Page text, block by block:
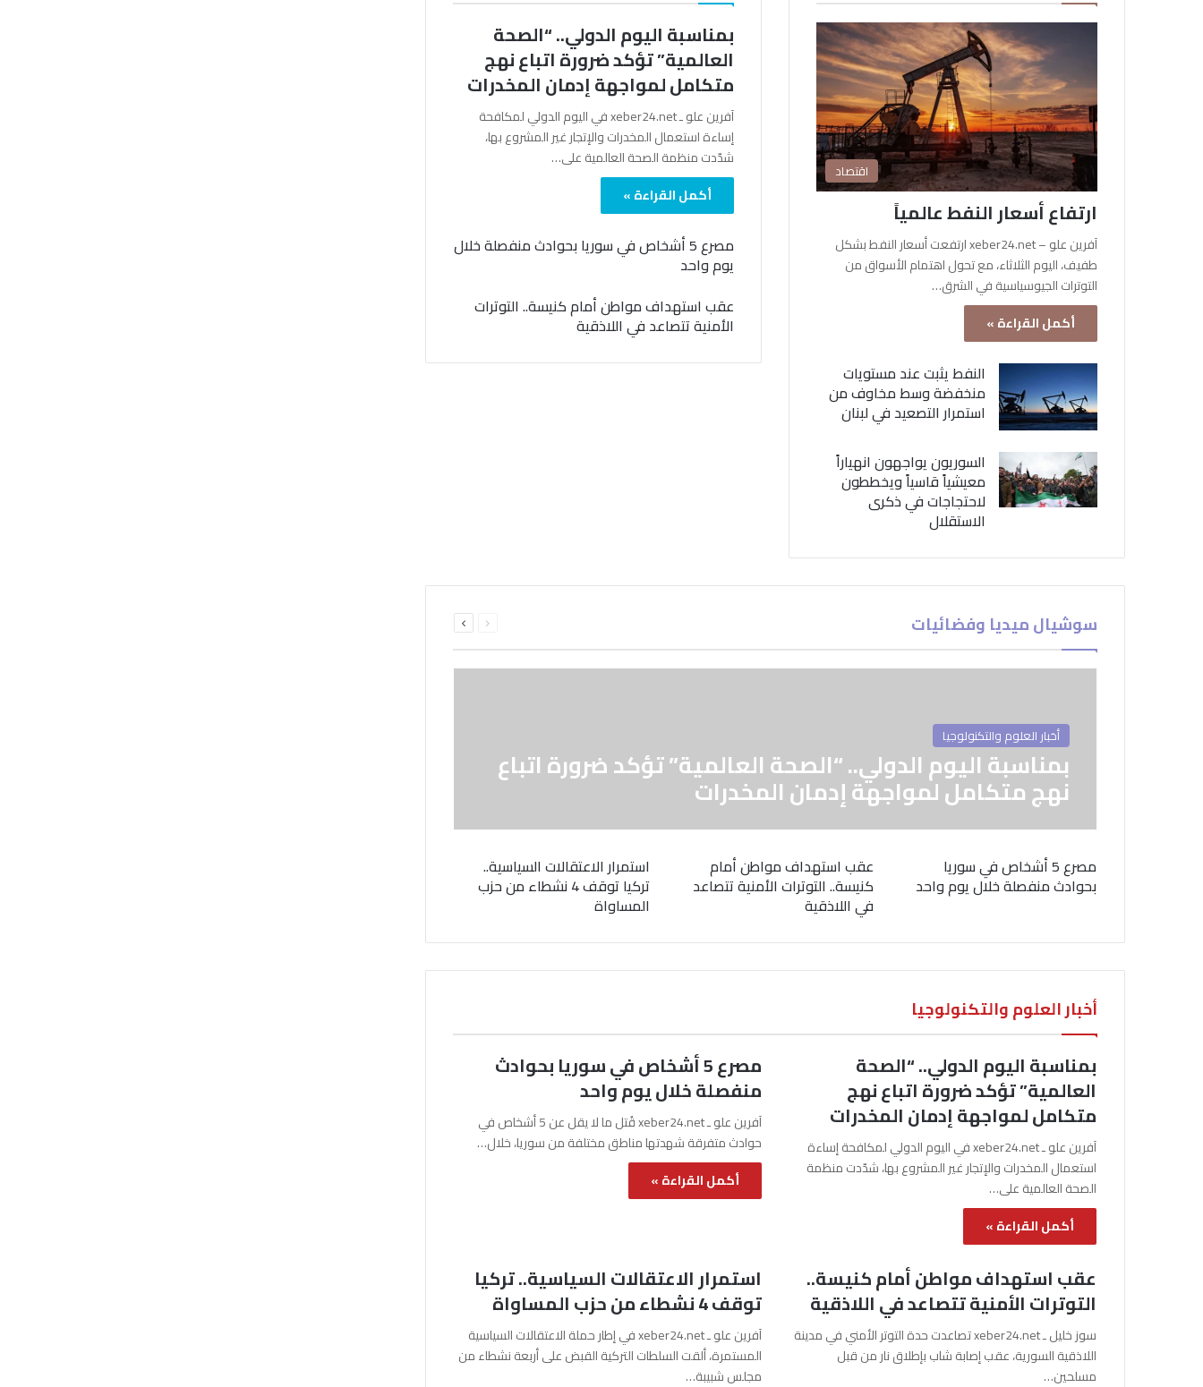
اقتصاد
ارتفاع أسعار النفط عالمياً
آفرين علو – xeber24.net ارتفعت أسعار النفط بشكل
طفيف، اليوم الثلاثاء، مع تحول اهتمام الأسواق من
التوترات الجيوسياسية في الشرق…
أكمل القراءة »
النفط يثبت عند مستويات
منخفضة وسط مخاوف من
استمرار التصعيد في لبنان
السوريون يواجهون انهياراً
معيشياً قاسياً ويخططون
لاحتجاجات في ذكرى
الاستقلال
بمناسبة اليوم الدولي.. “الصحة
العالمية” تؤكد ضرورة اتباع نهج
متكامل لمواجهة إدمان المخدرات
آفرين علو ـ xeber24.net في اليوم الدولي لمكافحة
إساءة استعمال المخدرات والإتجار غير المشروع بها،
شدّدت منظمة الصحة العالمية على…
أكمل القراءة »
مصرع 5 أشخاص في سوريا بحوادث منفصلة خلال
يوم واحد
عقب استهداف مواطن أمام كنيسة.. التوترات
الأمنية تتصاعد في اللاذقية
سوشيال ميديا وفضائيات الصفحةالصفحة
أخبار العلوم والتكنولوجيا
بمناسبة اليوم الدولي.. “الصحة العالمية” تؤكد ضرورة اتباع
نهج متكامل لمواجهة إدمان المخدرات
مصرع 5 أشخاص في سوريا
بحوادث منفصلة خلال يوم واحد
عقب استهداف مواطن أمام
كنيسة.. التوترات الأمنية تتصاعد
في اللاذقية
استمرار الاعتقالات السياسية..
تركيا توقف 4 نشطاء من حزب
المساواة
أخبار العلوم والتكنولوجيا
بمناسبة اليوم الدولي.. “الصحة
العالمية” تؤكد ضرورة اتباع نهج
متكامل لمواجهة إدمان المخدرات
آفرين علو ـ xeber24.net في اليوم الدولي لمكافحة إساءة
استعمال المخدرات والإتجار غير المشروع بها، شدّدت منظمة
الصحة العالمية على…
أكمل القراءة »
مصرع 5 أشخاص في سوريا بحوادث
منفصلة خلال يوم واحد
آفرين علو ـ xeber24.net قُتل ما لا يقل عن 5 أشخاص في
حوادث متفرقة شهدتها مناطق مختلفة من سوريا، خلال…
أكمل القراءة »
عقب استهداف مواطن أمام كنيسة..
التوترات الأمنية تتصاعد في اللاذقية
سوز خليل ـ xeber24.net تصاعدت حدة التوتر الأمني في مدينة
اللاذقية السورية، عقب إصابة شاب بإطلاق نار من قبل
مسلحين…
استمرار الاعتقالات السياسية.. تركيا
توقف 4 نشطاء من حزب المساواة
آفرين علو ـ xeber24.net في إطار حملة الاعتقالات السياسية
المستمرة، ألقت السلطات التركية القبض على أربعة نشطاء من
مجلس شبيبة…